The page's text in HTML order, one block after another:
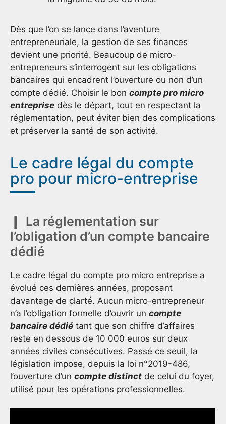
Dès que l’on se lance dans l’aventure
entrepreneuriale, la gestion de ses finances
devient une priorité. Beaucoup de micro-
entrepreneurs s’interrogent sur les obligations
bancaires qui encadrent l’ouverture ou non d’un
compte dédié. Choisir le bon compte pro micro
entreprise dès le départ, tout en respectant la
réglementation, peut éviter bien des complications
et préserver la santé de son activité.
Le cadre légal du compte
pro pour micro-entreprise
La réglementation sur
l’obligation d’un compte bancaire
dédié
Le cadre légal du compte pro micro entreprise a
évolué ces dernières années, proposant
davantage de clarté. Aucun micro-entrepreneur
n’a l’obligation formelle d’ouvrir un compte
bancaire dédié tant que son chiffre d’affaires
reste en dessous de 10 000 euros sur deux
années civiles consécutives. Passé ce seuil, la
législation impose, depuis la loi n°2019-486,
l’ouverture d’un compte distinct de celui du foyer,
utilisé pour les opérations professionnelles.